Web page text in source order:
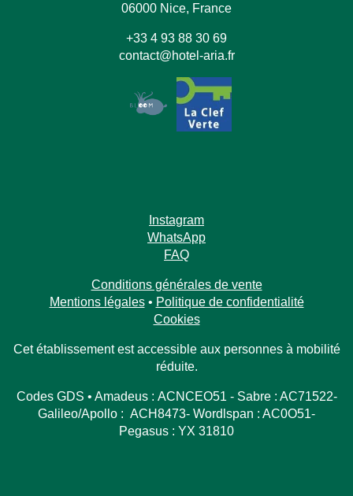
Instagram
WhatsApp
FAQ
Conditions générales de vente
Mentions légales• Politique de confidentialité
Cookies
Cet établissement est accessible aux personnes à mobilité
réduite.
Codes GDS • Amadeus : ACNCEO51 - Sabre : AC71522-
Galileo/Apollo : ACH8473- Wordlspan : AC0O51-
Pegasus : YX 31810
06000 Nice, France
+33 4 93 88 30 69
contact@hotel-aria.fr